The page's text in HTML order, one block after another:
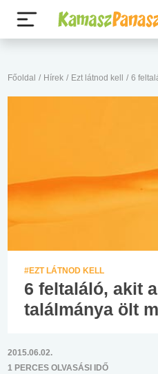
Főoldal / Hírek / Ezt látnod kell / 6
#EZT LÁTNOD KELL
6 feltaláló, akit
találmánya ölt
2015.06.02.
1 PERCES OLVASÁSI IDŐ